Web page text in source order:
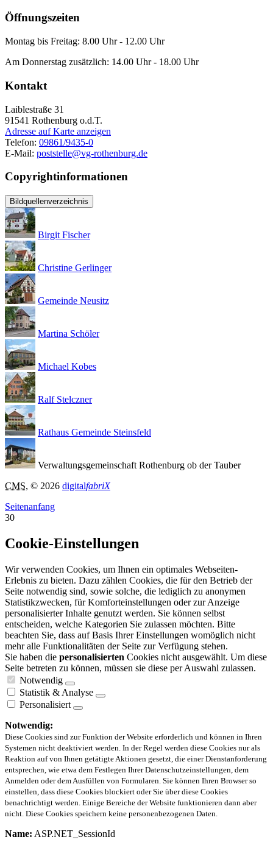
Öffnungszeiten
Montag bis Freitag: 8.00 Uhr - 12.00 Uhr
Am Donnerstag zusätzlich: 14.00 Uhr - 18.00 Uhr
Kontakt
Laiblestraße 31
91541 Rothenburg o.d.T.
Adresse auf Karte anzeigen
Telefon: 09861/9435-0
E-Mail: poststelle@vg-rothenburg.de
Copyrightinformationen
Bildquellenverzeichnis
Birgit Fischer
Christine Gerlinger
Gemeinde Neusitz
Martina Schöler
Michael Kobes
Ralf Stelczner
Rathaus Gemeinde Steinsfeld
Verwaltungsgemeinschaft Rothenburg ob der Tauber
CMS, © 2026 digitalfabriX
Seitenanfang
30
Cookie-Einstellungen
Wir verwenden Cookies, um Ihnen ein optimales Webseiten-
Erlebnis zu bieten. Dazu zählen Cookies, die für den Betrieb der
Seite notwendig sind, sowie solche, die lediglich zu anonymen
Statistikzwecken, für Komforteinstellungen oder zur Anzeige
personalisierter Inhalte genutzt werden. Sie können selbst
entscheiden, welche Kategorien Sie zulassen möchten. Bitte
beachten Sie, dass auf Basis Ihrer Einstellungen womöglich nicht
mehr alle Funktionalitäten der Seite zur Verfügung stehen.
Sie haben die personalisierten Cookies nicht ausgewählt. Um diese
Seite betreten zu können, müssen sie diese per Auswahl zulassen.
Notwendig
Statistik & Analyse
Personalisiert
Notwendig:
Diese Cookies sind zur Funktion der Website erforderlich und können in Ihren
Systemen nicht deaktiviert werden. In der Regel werden diese Cookies nur als
Reaktion auf von Ihnen getätigte Aktionen gesetzt, die einer Dienstanforderung
entsprechen, wie etwa dem Festlegen Ihrer Datenschutzeinstellungen, dem
Anmelden oder dem Ausfüllen von Formularen. Sie können Ihren Browser so
einstellen, dass diese Cookies blockiert oder Sie über diese Cookies
benachrichtigt werden. Einige Bereiche der Website funktionieren dann aber
nicht. Diese Cookies speichern keine personenbezogenen Daten.
Name: ASP.NET_SessionId